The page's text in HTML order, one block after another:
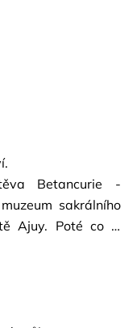
Betancurie -
sakrálního
Ajuy. Poté co si
parku s